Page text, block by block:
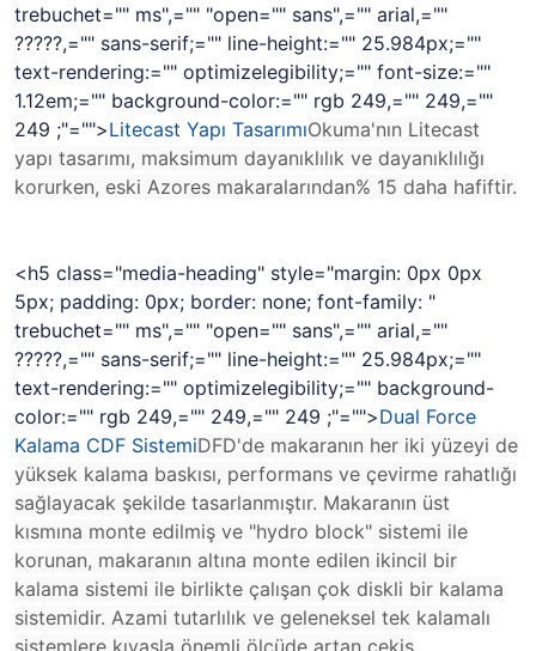
trebuchet="" ms",="" "open="" sans",="" arial,=""
?????,="" sans-serif;="" line-height:="" 25.984px;=""
text-rendering:="" optimizelegibility;="" font-size:=""
1.12em;="" background-color:="" rgb 249,="" 249,=""
249 ;"="">Litecast Yapı TasarımıOkuma'nın Litecast
yapı tasarımı, maksimum dayanıklılık ve dayanıklılığı
korurken, eski Azores makaralarından% 15 daha hafiftir.
<h5 class="media-heading" style="margin: 0px 0px
5px; padding: 0px; border: none; font-family: "
trebuchet="" ms",="" "open="" sans",="" arial,=""
?????,="" sans-serif;="" line-height:="" 25.984px;=""
text-rendering:="" optimizelegibility;="" background-
color:="" rgb 249,="" 249,="" 249 ;"="">Dual Force
Kalama CDF SistemiDFD'de makaranın her iki yüzeyi de
yüksek kalama baskısı, performans ve çevirme rahatlığı
sağlayacak şekilde tasarlanmıştır. Makaranın üst
kısmına monte edilmiş ve "hydro block" sistemi ile
korunan, makaranın altına monte edilen ikincil bir
kalama sistemi ile birlikte çalışan çok diskli bir kalama
sistemidir. Azami tutarlılık ve geleneksel tek kalamalı
sistemlere kıyasla önemli ölçüde artan çekiş